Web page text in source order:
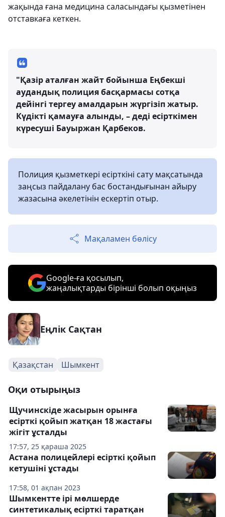
жақында ғана медицина саласындағы қызметінен
отставкаға кеткен.
"Қазір аталған жайт бойынша Еңбекші
аудандық полиция басқармасы сотқа
дейінгі тергеу амалдарын жүргізіп жатыр.
Күдікті қамауға алынды, – деді есірткімен
күресуші Бауыржан Қарбеков.
Полиция қызметкері есірткіні сату мақсатында
заңсыз пайдалану бас бостандығынан айыру
жазасына әкелетінін ескертіп отыр.
Мақаламен бөлісу
Google-ға қосылып,
жаңалықтарды бірінші болып оқыңыз
Еңлік Сақтан
Қазақстан Шымкент
Оқи отырыңыз
17:57, 25 қараша 2025
Щучинскіде жасырын орынға
есірткі қойып жатқан 18 жастағы
жігіт ұсталды
17:58, 01 ақпан 2023
Астана полицейлері есірткі қойып
кетушіні ұстады
Шымкентте ірі мөлшерде
синтетикалық есірткі таратқан